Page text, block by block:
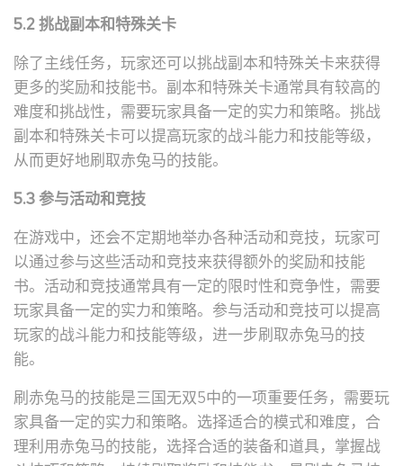
5.2 挑战副本和特殊关卡
除了主线任务，玩家还可以挑战副本和特殊关卡来获得
更多的奖励和技能书。副本和特殊关卡通常具有较高的
难度和挑战性，需要玩家具备一定的实力和策略。挑战
副本和特殊关卡可以提高玩家的战斗能力和技能等级，
从而更好地刷取赤兔马的技能。
5.3 参与活动和竞技
在游戏中，还会不定期地举办各种活动和竞技，玩家可
以通过参与这些活动和竞技来获得额外的奖励和技能
书。活动和竞技通常具有一定的限时性和竞争性，需要
玩家具备一定的实力和策略。参与活动和竞技可以提高
玩家的战斗能力和技能等级，进一步刷取赤兔马的技
能。
刷赤兔马的技能是三国无双5中的一项重要任务，需要玩
家具备一定的实力和策略。选择适合的模式和难度，合
理利用赤兔马的技能，选择合适的装备和道具，掌握战